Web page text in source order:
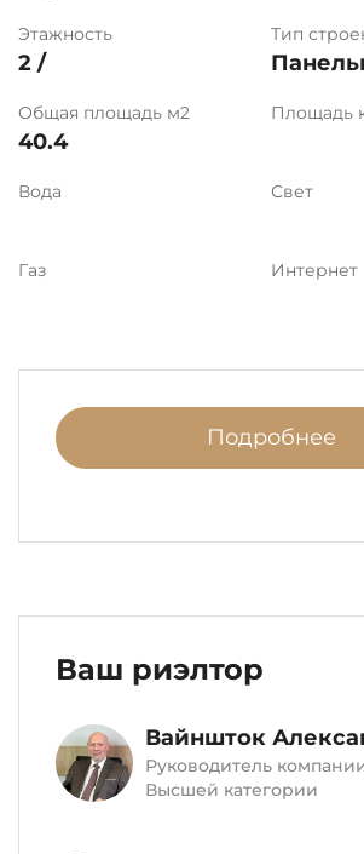
Этажность
2 /
Тип
Общая площадь м2
40.4
Площадь
Вода Свет
Газ Интернет
Подробнее
Ваш риэлтор
Вайншток
Руководитель
Высшей категории